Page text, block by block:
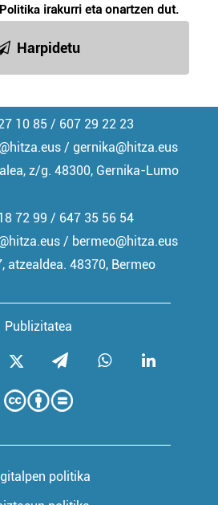
irakurri eta onartzen dut.
Harpidetu
10 85 / 607 29 22 23
/ gernika@hitza.eus
z/g. 48300, Gernika-Lumo
Publizitatea
72 99 / 647 35 56 54
/ bermeo@hitza.eus
atzealdea. 48370, Bermeo
politika